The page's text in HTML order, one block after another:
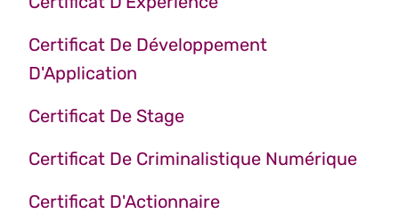
Certificat De Développement
D'Application
Certificat De Stage
Certificat De Criminalistique Numérique
Certificat D'Actionnaire